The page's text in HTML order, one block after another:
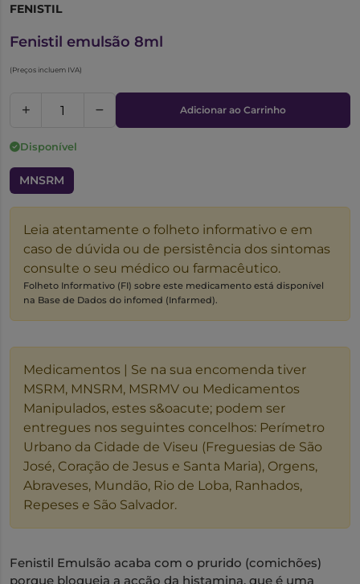
FENISTIL
Fenistil emulsão 8ml
(Preços incluem IVA)
Adicionar ao Carrinho
Disponível
MNSRM
Leia atentamente o folheto informativo e em
caso de dúvida ou de persistência dos sintomas
consulte o seu médico ou farmacêutico.
Folheto Informativo (FI) sobre este medicamento está disponível
na Base de Dados do infomed (Infarmed).
Medicamentos | Se na sua encomenda tiver
MSRM, MNSRM, MSRMV ou Medicamentos
Manipulados, estes s&oacute; podem ser
entregues nos seguintes concelhos: Perímetro
Urbano da Cidade de Viseu (Freguesias de São
José, Coração de Jesus e Santa Maria), Orgens,
Abraveses, Mundão, Rio de Loba, Ranhados,
Repeses e São Salvador.
Fenistil Emulsão acaba com o prurido (comichões)
porque bloqueia a acção da histamina, que é uma